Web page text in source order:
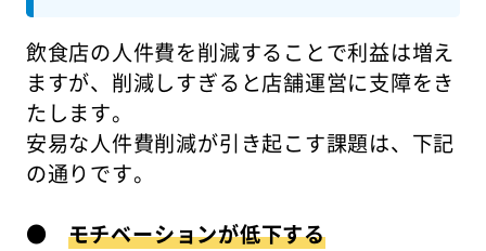
飲食店の人件費を削減することで利益は増え
ますが、削減しすぎると店舗運営に支障をき
たします。
安易な人件費削減が引き起こす課題は、下記
の通りです。
● モチベーションが低下する